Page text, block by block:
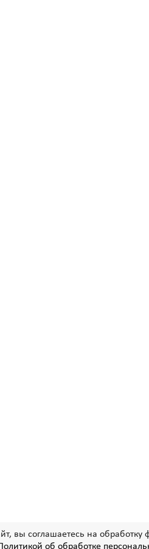
вы соглашаетесь на
об обработке